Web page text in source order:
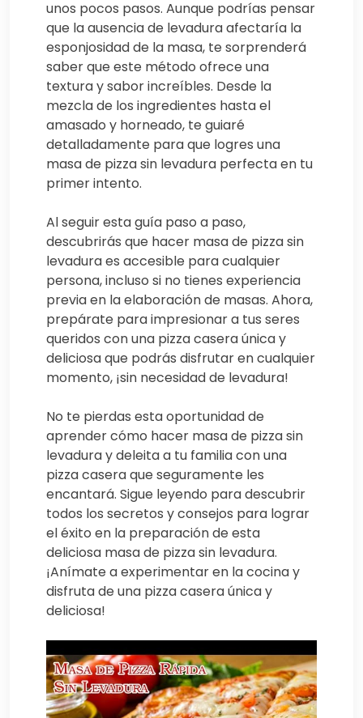
unos pocos pasos. Aunque podrías pensar
que la ausencia de levadura afectaría la
esponjosidad de la masa, te sorprenderá
saber que este método ofrece una
textura y sabor increíbles. Desde la
mezcla de los ingredientes hasta el
amasado y horneado, te guiaré
detalladamente para que logres una
masa de pizza sin levadura perfecta en tu
primer intento.
Al seguir esta guía paso a paso,
descubrirás que hacer masa de pizza sin
levadura es accesible para cualquier
persona, incluso si no tienes experiencia
previa en la elaboración de masas. Ahora,
prepárate para impresionar a tus seres
queridos con una pizza casera única y
deliciosa que podrás disfrutar en cualquier
momento, ¡sin necesidad de levadura!
No te pierdas esta oportunidad de
aprender cómo hacer masa de pizza sin
levadura y deleita a tu familia con una
pizza casera que seguramente les
encantará. Sigue leyendo para descubrir
todos los secretos y consejos para lograr
el éxito en la preparación de esta
deliciosa masa de pizza sin levadura.
¡Anímate a experimentar en la cocina y
disfruta de una pizza casera única y
deliciosa!